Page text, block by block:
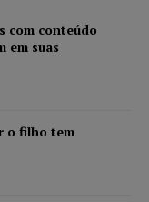
com conteúdo
em suas
o filho tem